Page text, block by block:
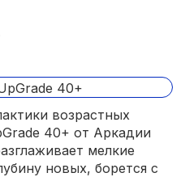
возрастных
40+ от Аркадии
мелкие
новых, борется с